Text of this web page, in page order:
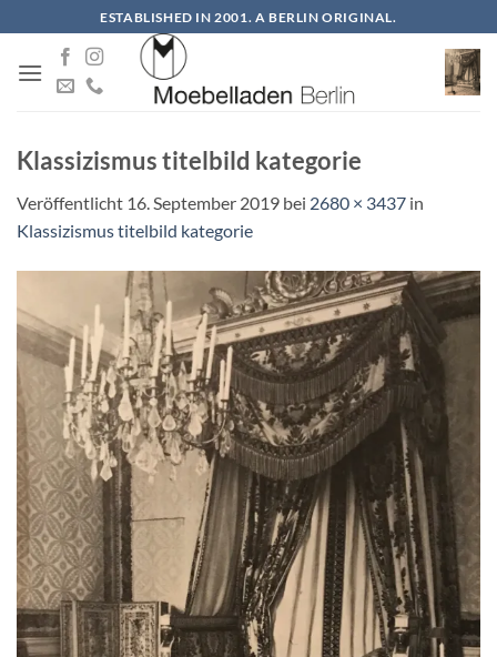
Inhalt
springen
ESTABLISHED IN 2001. A BERLIN ORIGINAL.
Klassizismus titelbild kategorie
Veröffentlicht 16. September 2019 bei 2680 × 3437 in
Klassizismus titelbild kategorie